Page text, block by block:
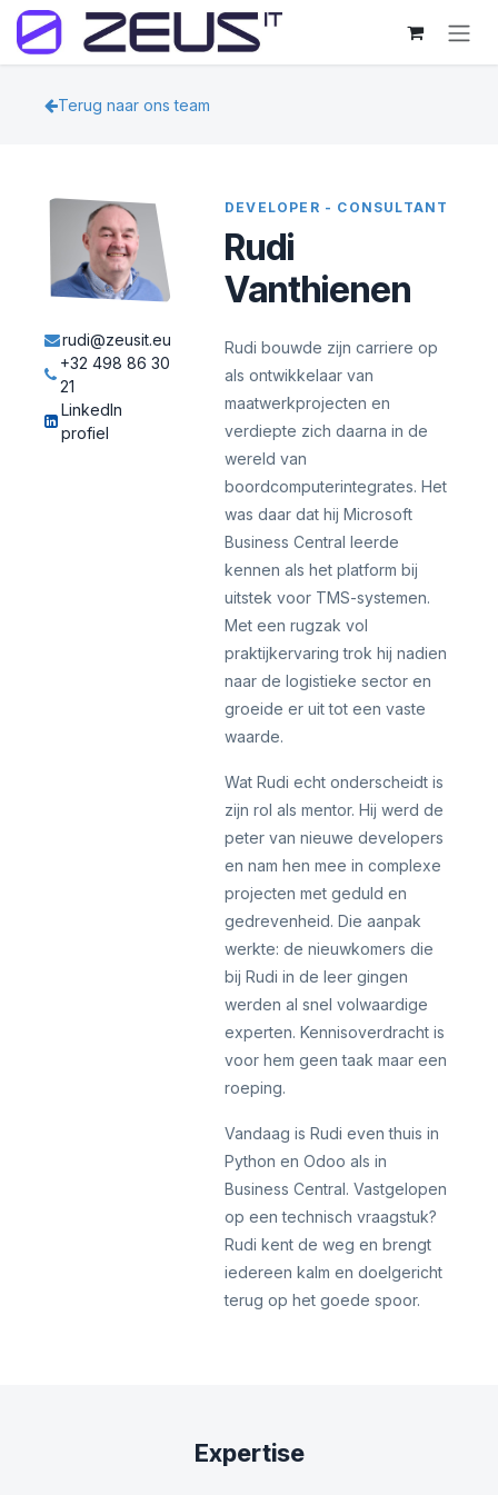
Overslaan naar inhoud
Terug naar ons team
rudi@zeusit.eu
+32 498 86 30
21
LinkedIn
profiel
DEVELOPER - CONSULTANT
Rudi
Vanthienen
Rudi bouwde zijn carriere op
als ontwikkelaar van
maatwerkprojecten en
verdiepte zich daarna in de
wereld van
boordcomputerintegrates. Het
was daar dat hij Microsoft
Business Central leerde
kennen als het platform bij
uitstek voor TMS-systemen.
Met een rugzak vol
praktijkervaring trok hij nadien
naar de logistieke sector en
groeide er uit tot een vaste
waarde.
Wat Rudi echt onderscheidt is
zijn rol als mentor. Hij werd de
peter van nieuwe developers
en nam hen mee in complexe
projecten met geduld en
gedrevenheid. Die aanpak
werkte: de nieuwkomers die
bij Rudi in de leer gingen
werden al snel volwaardige
experten. Kennisoverdracht is
voor hem geen taak maar een
roeping.
Vandaag is Rudi even thuis in
Python en Odoo als in
Business Central. Vastgelopen
op een technisch vraagstuk?
Rudi kent de weg en brengt
iedereen kalm en doelgericht
terug op het goede spoor.
Expertise